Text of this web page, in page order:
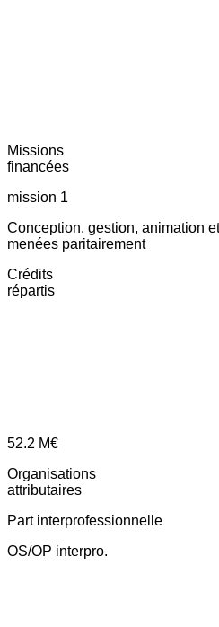
Missions
financées
mission 1
Conception, gestion, animation
menées paritairement
Crédits
répartis
52.2 M€
Organisations
attributaires
Part interprofessionnelle
OS/OP interpro.